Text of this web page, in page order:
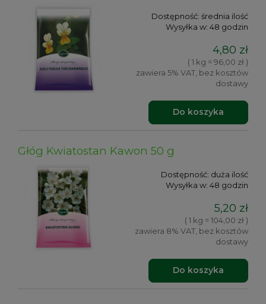
Dostępność: średnia ilość
Wysyłka w: 48 godzin
4,80 zł
( 1 kg = 96,00 zł )
zawiera 5% VAT, bez kosztów
dostawy
Do koszyka
Głóg Kwiatostan Kawon 50 g
Dostępność: duża ilość
Wysyłka w: 48 godzin
5,20 zł
( 1 kg = 104,00 zł )
zawiera 8% VAT, bez kosztów
dostawy
Do koszyka